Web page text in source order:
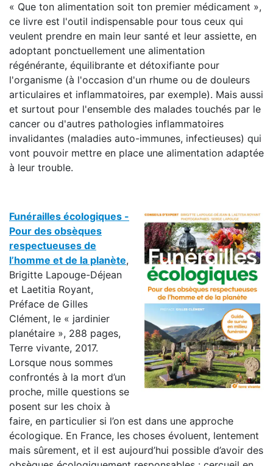
« Que ton alimentation soit ton premier médicament »,
ce livre est l'outil indispensable pour tous ceux qui
veulent prendre en main leur santé et leur assiette, en
adoptant ponctuellement une alimentation
régénérante, équilibrante et détoxifiante pour
l'organisme (à l'occasion d'un rhume ou de douleurs
articulaires et inflammatoires, par exemple). Mais aussi
et surtout pour l'ensemble des malades touchés par le
cancer ou d'autres pathologies inflammatoires
invalidantes (maladies auto-immunes, infectieuses) qui
vont pouvoir mettre en place une alimentation adaptée
à leur trouble.
Funérailles écologiques -
Pour des obsèques
respectueuses de
l’homme et de la planète,
Brigitte Lapouge-Déjean
et Laetitia Royant,
Préface de Gilles
Clément, le « jardinier
planétaire », 288 pages,
Terre vivante, 2017.
Lorsque nous sommes
confrontés à la mort d’un
proche, mille questions se
posent sur les choix à
faire, en particulier si l’on est dans une approche
écologique. En France, les choses évoluent, lentement
mais sûrement, et il est aujourd’hui possible d’avoir des